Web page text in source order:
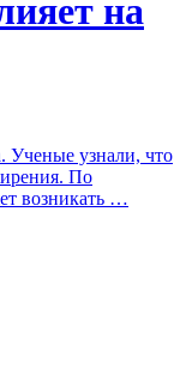
на
узнали, что
По
возникать …